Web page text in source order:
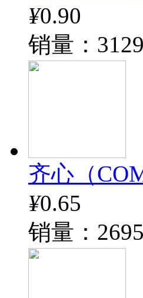
¥0.90
销量：3129
齐心（
¥0.65
销量：2695